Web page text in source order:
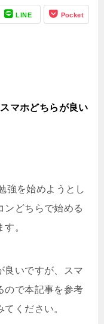
LINE Pocket
マホどちらが良い
強を始めようとし
ンどちらで始める
。
良いですが、スマ
ので本記事を参考
ください。